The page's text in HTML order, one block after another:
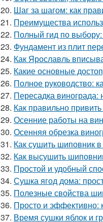
20. Шаг за шагом: как
21. Преимущества
22. Полный гид по
23. Фундамент из плит
24. Как Ярославль
25. Какие основные
26. Полное руководство:
27. Пересадка
28. Как правильно
29. Осенние работы на
30. Осенняя обрезка
31. Как сушить шиповник
32. Как высушить
33. Простой и удобный
34. Сушка ягод дома:
35. Полезные свойства
36. Просто и эффективно:
37. Время сушки яблок и